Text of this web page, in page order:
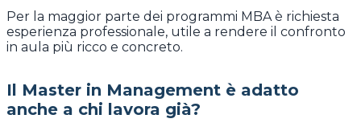
Per la maggior parte dei programmi MBA è richiesta
esperienza professionale, utile a rendere il confronto
in aula più ricco e concreto.
Il Master in Management è adatto
anche a chi lavora già?